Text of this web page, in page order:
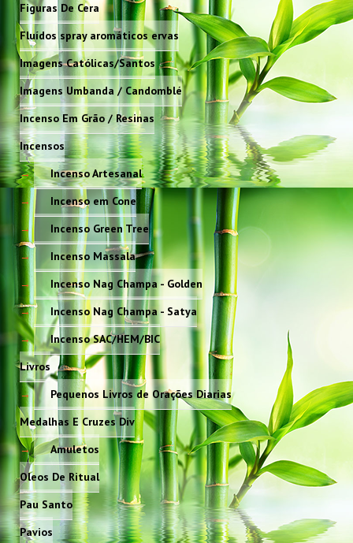
Figuras De Cera
Fluídos spray aromáticos ervas
Imagens Católicas/Santos
Imagens Umbanda / Candomblé
Incenso Em Grão / Resinas
Incensos
Incenso Artesanal
Incenso em Cone
Incenso Green Tree
Incenso Massala
Incenso Nag Champa - Golden
Incenso Nag Champa - Satya
Incenso SAC/HEM/BIC
Livros
Pequenos Livros de Orações Diarias
Medalhas E Cruzes Div
Amuletos
Oleos De Ritual
Pau Santo
Pavios